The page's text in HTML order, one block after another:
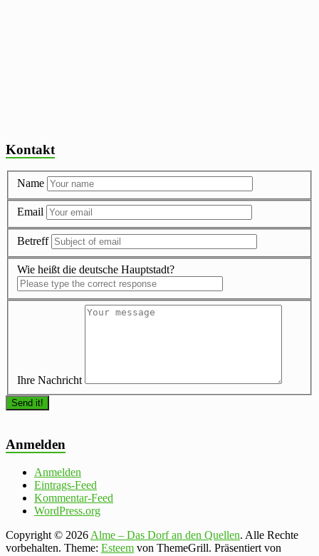
Kontakt
Name
Email
Betreff
Wie heißt die deutsche Hauptstadt?
Ihre Nachricht
Anmelden
Anmelden
Eintrags-Feed
Kommentar-Feed
WordPress.org
Copyright © 2026 Alme – Das Dorf an den Quellen. Alle Rechte
vorbehalten. Theme: Esteem von ThemeGrill. Präsentiert von